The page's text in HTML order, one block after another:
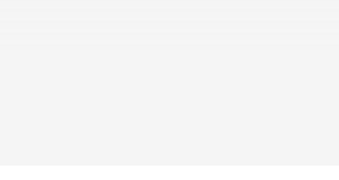
főzőlap. A rendelkezésre álló ingyenes